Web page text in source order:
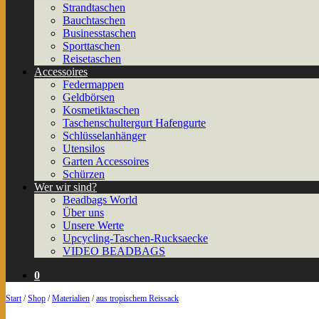
Strandtaschen
Bauchtaschen
Businesstaschen
Sporttaschen
Reisetaschen
Accessoires
Federmappen
Geldbörsen
Kosmetiktaschen
Taschenschultergurt Hafengurte
Schlüsselanhänger
Utensilos
Garten Accessoires
Schürzen
Wer wir sind?
Beadbags World
Über uns
Unsere Werte
Upcycling-Taschen-Rucksaecke
VIDEO BEADBAGS
0
Start / Shop / Materialien / aus tropischem Reissack